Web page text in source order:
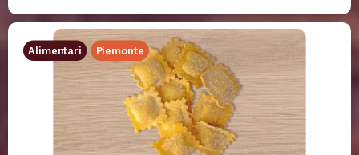
Alimentari Piemonte